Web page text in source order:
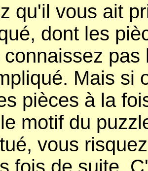
qu'il vous ait
dont les
Mais si
pièces à la
motif du
vous
fois de suite.